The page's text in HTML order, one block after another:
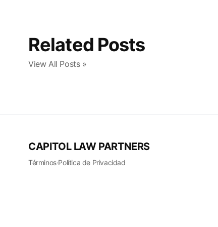
Related Posts
View All Posts »
CAPITOL LAW PARTNERS
Términos·Política de Privacidad